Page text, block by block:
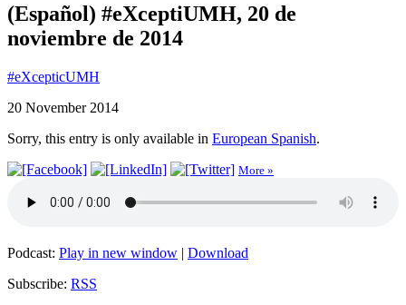
(Español) #eXceptiUMH, 20 de
noviembre de 2014
#eXcepticUMH
20 November 2014
Sorry, this entry is only available in European Spanish.
More »
Podcast: Play in new window | Download
Subscribe: RSS